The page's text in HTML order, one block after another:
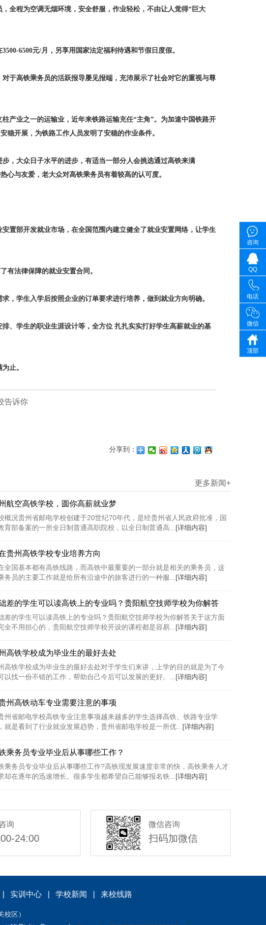
程为空调无烟环境，安全舒服，作业轻松，不由让人觉得“巨大
6500元/月，另享用国家法定福利待遇和节假日度假。
高铁乘务员的活跃报导屡见报端，充沛展示了社会对它的重视与尊
业之一的运输业，近年来铁路运输充任“主角”。为加速中国铁路开
稳开展，为铁路工作人员发明了安稳的作业条件。
大众日子水平的进步，有适当一部分人会挑选通过高铁来满
心与友爱，老大众对高铁乘务员有着较高的认可度。
部开发就业市场，在全国范围内建立健全了就业安置网络，让学生
法律保障的就业安置合同。
学生入学后按照企业的订单要求进行培养，做到就业方向明确。
学生的职业生涯设计等，全方位 扎扎实实打好学生高薪就业的基
止。
告诉你
分享到：
更多新闻+
航空高铁学校，圆你高薪就业梦
概况贵州省邮电学校创建于20世纪70年代，是经贵州省人民政府批准，国
育部备案的一所全日制普通高职院校，以全日制普通高... [详细内容]
贵州高铁学校专业培养方向
全国基本都有高铁线路，而高铁中最重要的一部分就是相关的乘务员，这
务员的主要工作就是给所有沿途中的旅客进行的一种服... [详细内容]
差的学生可以读高铁上的专业吗？贵阳航空技师学校为你解答
差的学生可以读高铁上的专业吗？贵阳航空技师学校为你解答关于这方面
全不用担心的，贵阳航空技师学校开设的课程都是容易... [详细内容]
高铁学校成为毕业生的最好去处
高铁学校成为毕业生的最好去处对于学生们来讲，上学的目的就是为了今
以找一份不错的工作，帮助自己今后可以发展的更好。... [详细内容]
州高铁动车专业需要注意的事项
州省邮电学校高铁专业注意事项越来越多的学生选择高铁、铁路专业学
就是看到了行业就业发展趋势，贵州省邮电学校是一所优... [详细内容]
乘务员专业毕业后从事哪些工作？
乘务员专业毕业后从事哪些工作?高铁现发展速度非常的快，高铁乘务人才
却在逐年的迅速增长。很多学生都希望自己能够报名铁... [详细内容]
询
24:00
微信咨询
扫码加微信
实训中心 学校新闻 来校线路
区）
咨询
QQ
电话
微信
顶部